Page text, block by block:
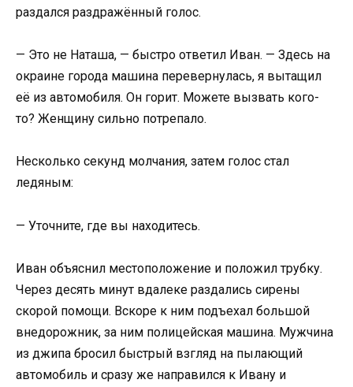
раздался раздражённый голос.
— Это не Наташа, — быстро ответил Иван. — Здесь на
окраине города машина перевернулась, я вытащил
её из автомобиля. Он горит. Можете вызвать кого-
то? Женщину сильно потрепало.
Несколько секунд молчания, затем голос стал
ледяным:
— Уточните, где вы находитесь.
Иван объяснил местоположение и положил трубку.
Через десять минут вдалеке раздались сирены
скорой помощи. Вскоре к ним подъехал большой
внедорожник, за ним полицейская машина. Мужчина
из джипа бросил быстрый взгляд на пылающий
автомобиль и сразу же направился к Ивану и